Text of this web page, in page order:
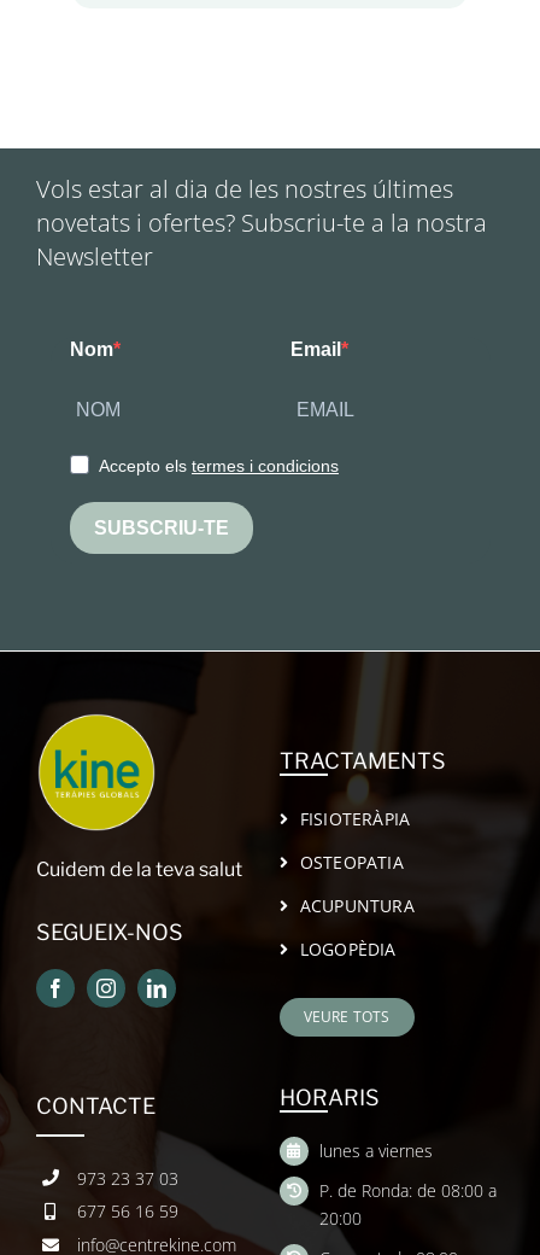
Vols estar al dia de les nostres últimes
novetats i ofertes? Subscriu-te a la nostra
Newsletter
Nom Email
Accepto els termes i condicions
SUBSCRIU-TE
Cuidem de la teva salut
SEGUEIX-NOS
TRACTAMENTS
FISIOTERÀPIA
OSTEOPATIA
ACUPUNTURA
LOGOPÈDIA
VEURE TOTS
CONTACTE
973 23 37 03
677 56 16 59
info@centrekine.com
HORARIS
lunes a viernes
P. de Ronda: de 08:00 a
20:00